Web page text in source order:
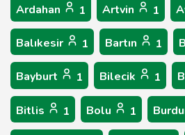
Ardahan 1 Artvin 1
Balıkesir 1 Bartın 1
Bayburt 1 Bilecik 1
Bitlis 1 Bolu 1